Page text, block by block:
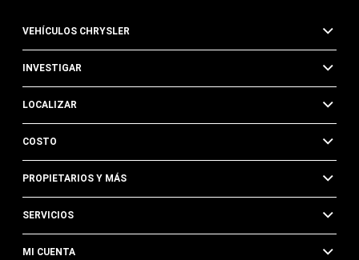
VEHÍCULOS CHRYSLER
INVESTIGAR
LOCALIZAR
COSTO
PROPIETARIOS Y MÁS
SERVICIOS
MI CUENTA